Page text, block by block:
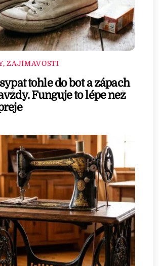
ZAJÍMAVOSTI
tohle do bot a zápach
Funguje to lépe než